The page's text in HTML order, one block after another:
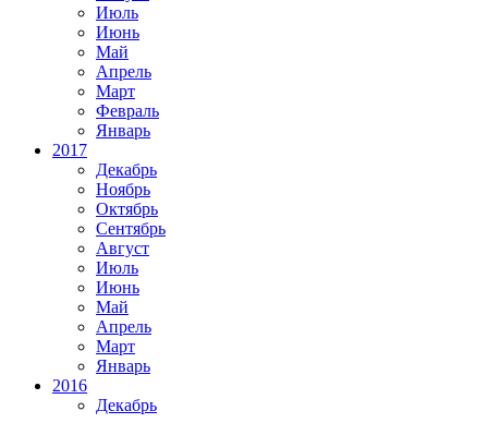
Июль
Июнь
Май
Апрель
Март
Февраль
Январь
2017
Декабрь
Ноябрь
Октябрь
Сентябрь
Август
Июль
Июнь
Май
Апрель
Март
Январь
2016
Декабрь